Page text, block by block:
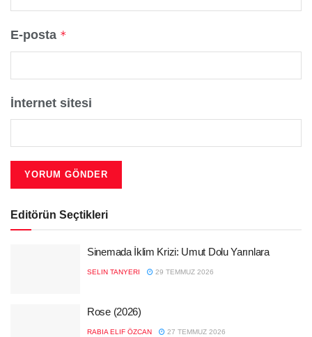
E-posta *
İnternet sitesi
Editörün Seçtikleri
Sinemada İklim Krizi: Umut Dolu Yarınlara
SELIN TANYERI 29 TEMMUZ 2026
Rose (2026)
RABIA ELIF ÖZCAN 27 TEMMUZ 2026